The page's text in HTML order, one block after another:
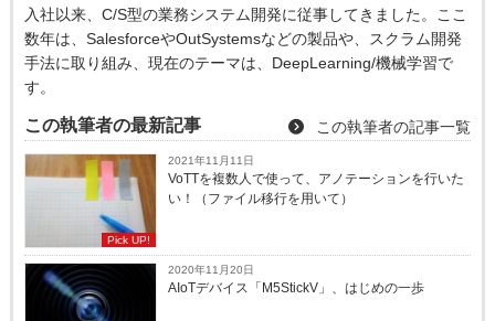
入社以来、C/S型の業務システム開発に従事してきました。ここ
数年は、SalesforceやOutSystemsなどの製品や、スクラム開発
手法に取り組み、現在のテーマは、DeepLearning/機械学習で
す。
この執筆者の最新記事 この執筆者の記事一覧
Pick UP!
2021年11月11日
VoTTを複数人で使って、アノテーションを行いた
い！（ファイル移行を用いて）
2020年11月20日
AIoTデバイス「M5StickV」、はじめの一歩